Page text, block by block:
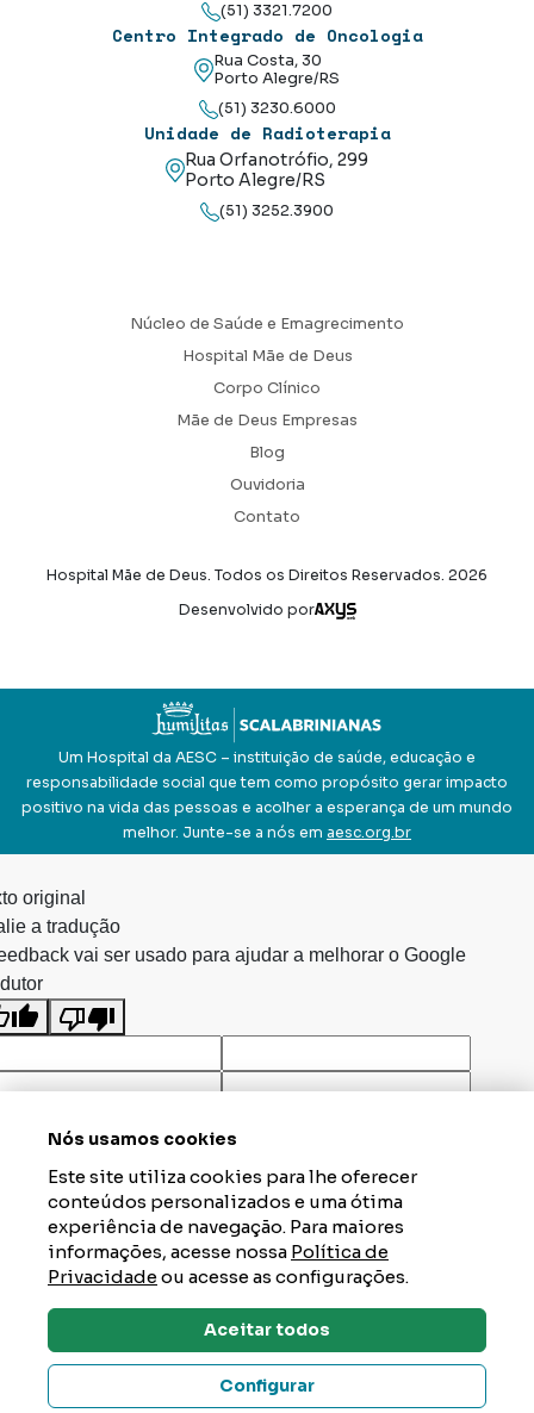
(51) 3321.7200
Centro Integrado de Oncologia
Rua Costa, 30
Porto Alegre/RS
(51) 3230.6000
Unidade de Radioterapia
Rua Orfanotrófio, 299
Porto Alegre/RS
(51) 3252.3900
Núcleo de Saúde e Emagrecimento
Hospital Mãe de Deus
Corpo Clínico
Mãe de Deus Empresas
Blog
Ouvidoria
Contato
Hospital Mãe de Deus. Todos os Direitos Reservados. 2026
Desenvolvido por
Axysweb
Um Hospital da AESC – instituição de saúde, educação e
responsabilidade social que tem como propósito gerar impacto
positivo na vida das pessoas e acolher a esperança de um mundo
melhor. Junte-se a nós em aesc.org.br
Dúvidas? Tire Aqui
Nós usamos cookies
Este site utiliza cookies para lhe oferecer
conteúdos personalizados e uma ótima
experiência de navegação. Para maiores
informações, acesse nossa Política de
Privacidadeou acesse as configurações.
Aceitar todos
Configurar
original
a tradução
vai ser usado para ajudar a melhorar o Google